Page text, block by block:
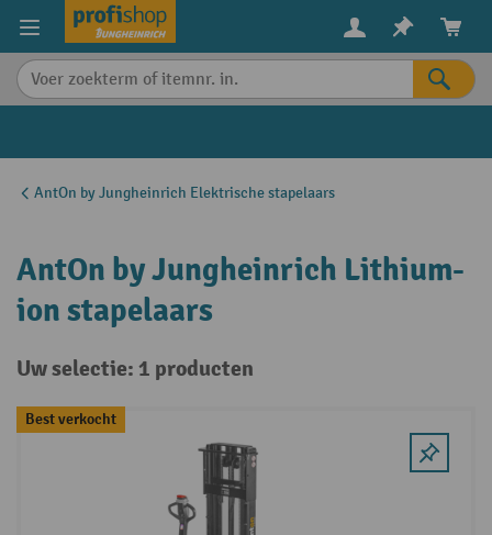
content
AntOn by Jungheinrich Elektrische stapelaars
AntOn by Jungheinrich Lithium-
ion stapelaars
Uw selectie: 1 producten
Best verkocht